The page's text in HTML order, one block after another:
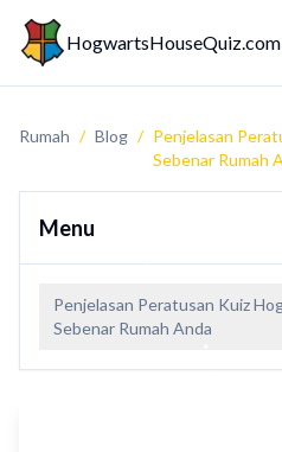
HogwartsHouseQuiz.com
Rumah / Blog / Penjelasan
Sebenar Rumah
Menu
Penjelasan Peratusan Kuiz
Sebenar Rumah Anda